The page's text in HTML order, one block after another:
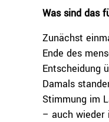
Was sind das
Zunächst
Ende des
Entscheidung
Damals
Stimmung im
– auch wieder